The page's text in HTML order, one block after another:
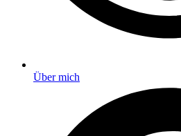
Über mich